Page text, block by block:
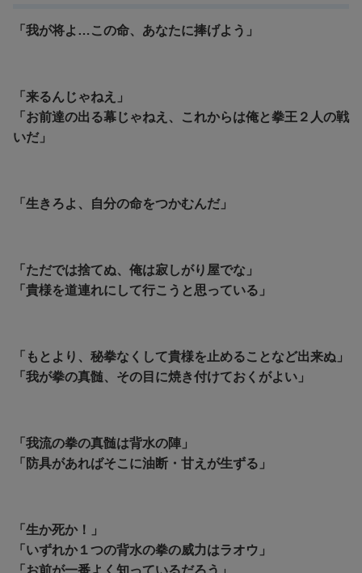
「我が将よ…この命、あなたに捧げよう」
「来るんじゃねえ」
「お前達の出る幕じゃねえ、これからは俺と拳王２人の戦
いだ」
「生きろよ、自分の命をつかむんだ」
「ただでは捨てぬ、俺は寂しがり屋でな」
「貴様を道連れにして行こうと思っている」
「もとより、秘拳なくして貴様を止めることなど出来ぬ」
「我が拳の真髄、その目に焼き付けておくがよい」
「我流の拳の真髄は背水の陣」
「防具があればそこに油断・甘えが生ずる」
「生か死か！」
「いずれか１つの背水の拳の威力はラオウ」